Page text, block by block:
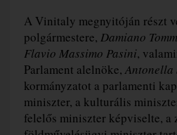
A Vinitaly megnyitóján részt
polgármestere, Damiano
Flavio Massimo Pasini,
Parlament alelnöke, Antonella
kormányzatot a parlamenti
miniszter, a kulturális
felelős miniszter képviselte, a